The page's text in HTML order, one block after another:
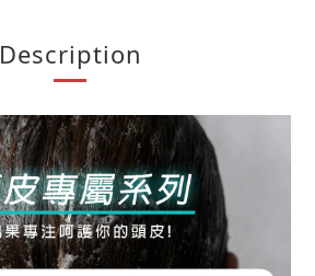
Description